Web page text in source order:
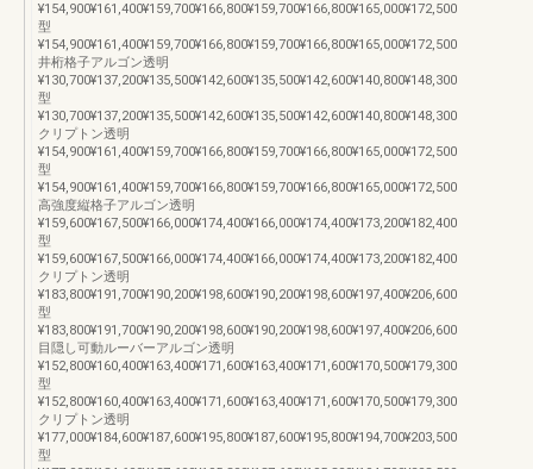
¥154,900¥161,400¥159,700¥166,800¥159,700¥166,800¥165,000¥172,500
型
¥154,900¥161,400¥159,700¥166,800¥159,700¥166,800¥165,000¥172,500
井桁格子アルゴン透明
¥130,700¥137,200¥135,500¥142,600¥135,500¥142,600¥140,800¥148,300
型
¥130,700¥137,200¥135,500¥142,600¥135,500¥142,600¥140,800¥148,300
クリプトン透明
¥154,900¥161,400¥159,700¥166,800¥159,700¥166,800¥165,000¥172,500
型
¥154,900¥161,400¥159,700¥166,800¥159,700¥166,800¥165,000¥172,500
高強度縦格子アルゴン透明
¥159,600¥167,500¥166,000¥174,400¥166,000¥174,400¥173,200¥182,400
型
¥159,600¥167,500¥166,000¥174,400¥166,000¥174,400¥173,200¥182,400
クリプトン透明
¥183,800¥191,700¥190,200¥198,600¥190,200¥198,600¥197,400¥206,600
型
¥183,800¥191,700¥190,200¥198,600¥190,200¥198,600¥197,400¥206,600
目隠し可動ルーバーアルゴン透明
¥152,800¥160,400¥163,400¥171,600¥163,400¥171,600¥170,500¥179,300
型
¥152,800¥160,400¥163,400¥171,600¥163,400¥171,600¥170,500¥179,300
クリプトン透明
¥177,000¥184,600¥187,600¥195,800¥187,600¥195,800¥194,700¥203,500
型